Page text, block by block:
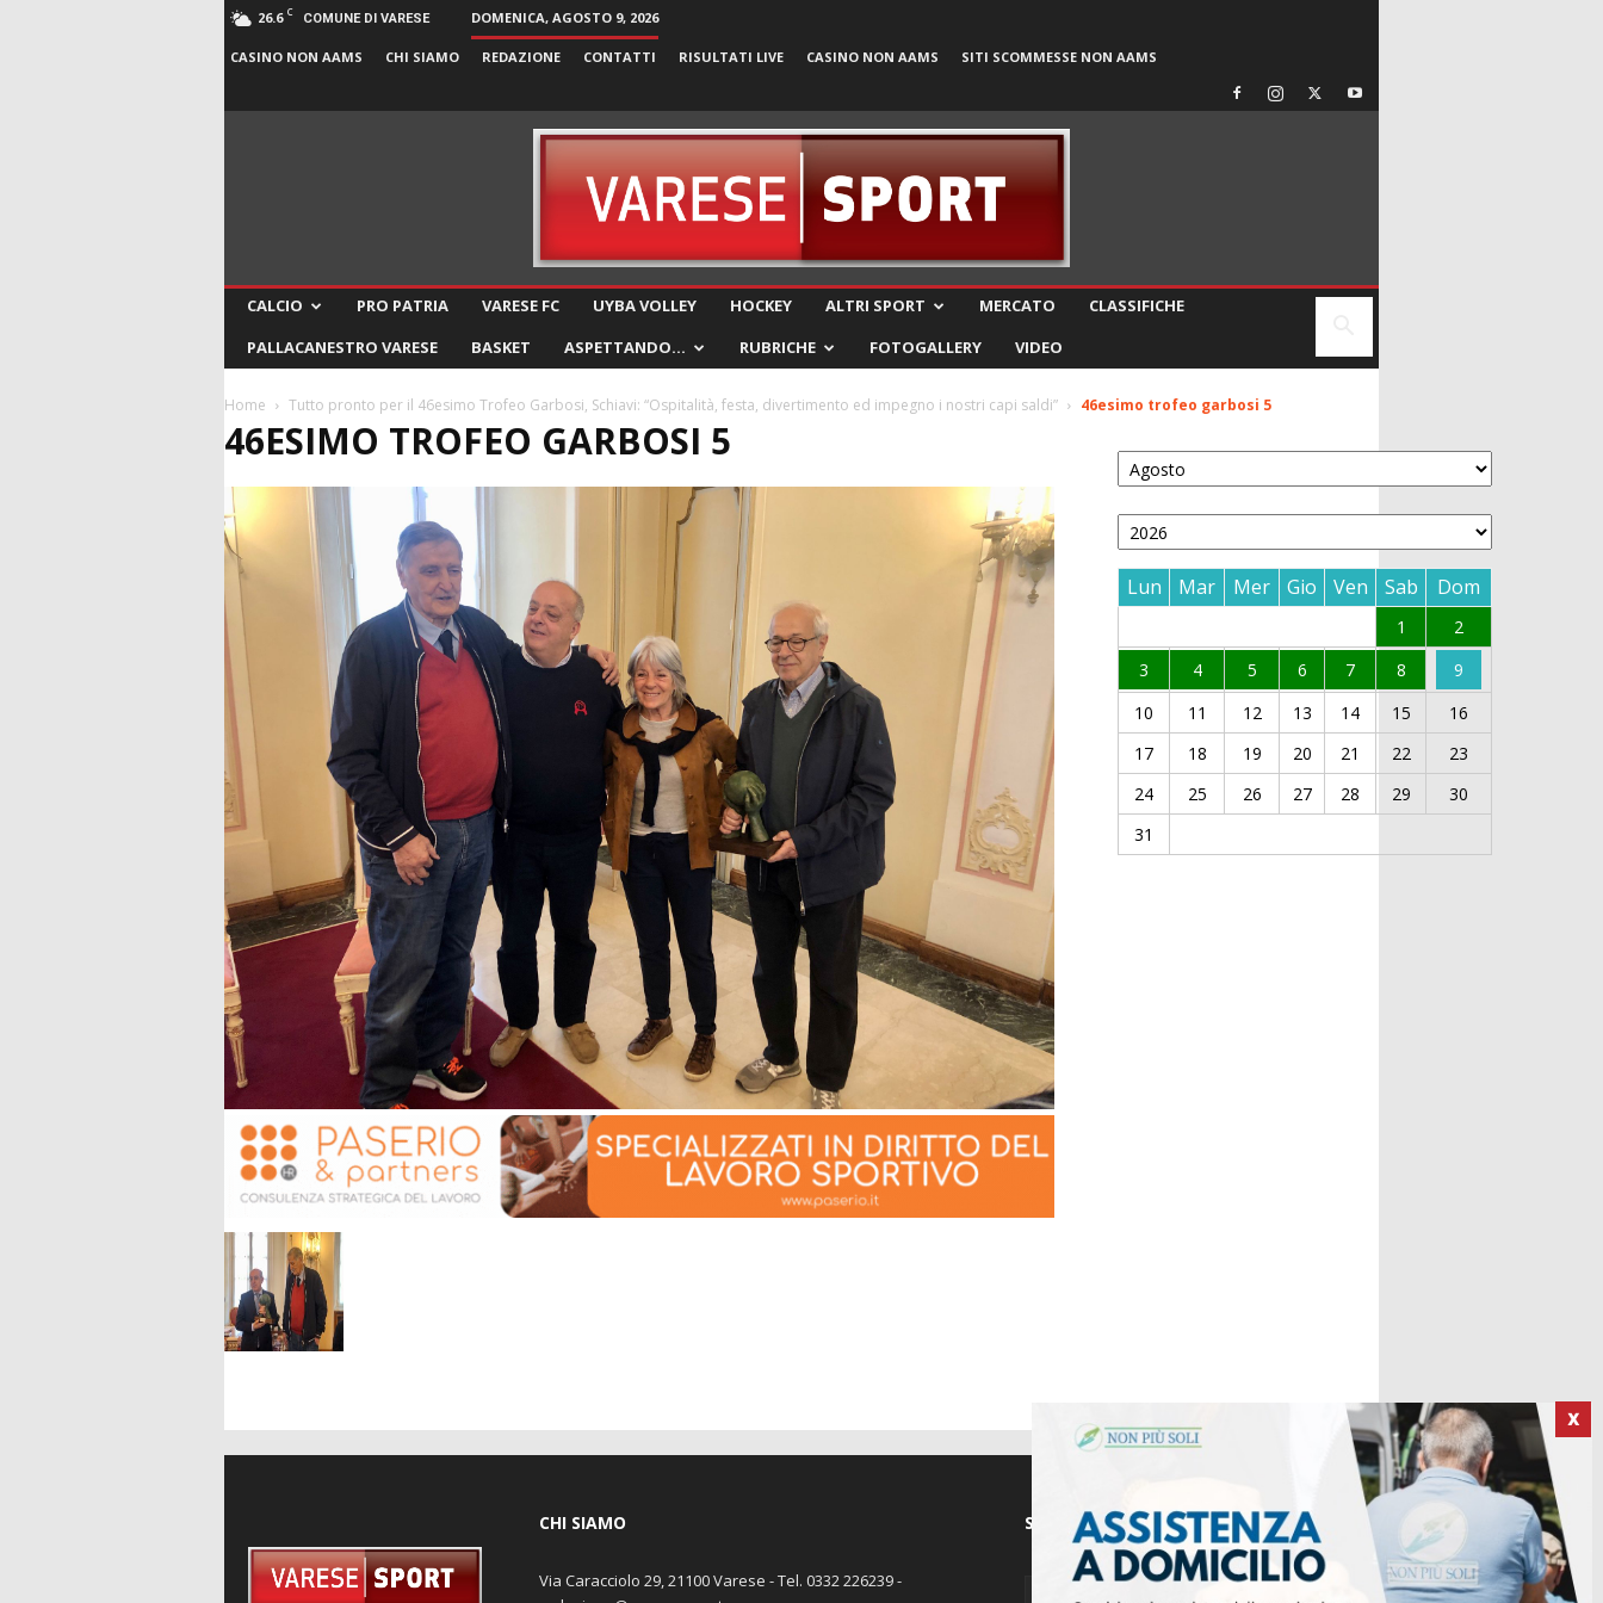
26.6 C COMUNE DI VARESE DOMENICA, AGOSTO 9, 2026
CASINO NON AAMS CHI SIAMO REDAZIONE CONTATTI RISULTATI LIVE CASINO NON AAMS SITI SCOMMESSE NON AAMS
CALCIO PRO PATRIA VARESE FC UYBA VOLLEY HOCKEY ALTRI SPORT MERCATO
CLASSIFICHE
PALLACANESTRO VARESE
BASKET ASPETTANDO… RUBRICHE FOTOGALLERY VIDEO
Home Tutto pronto per il 46esimo Trofeo Garbosi, Schiavi: “Ospitalità, festa, divertimento ed impegno i nostri capi saldi” 46esimo trofeo garbosi 5
46ESIMO TROFEO GARBOSI 5
Lun Mar Mer Gio Ven Sab Dom
1
2
3
4 5 6 7 8
9
10
11 12 13 14 15
16
17
18 19 20 21 22
23
24
25 26 27 28 29
30
31
X
CHI SIAMO
Via Caracciolo 29, 21100 Varese - Tel. 0332 226239 -
SEGUICI